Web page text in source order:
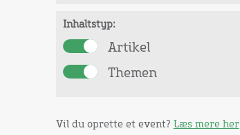
Inhaltstyp:
Artikel
Themen
Vil du oprette et event? Læs mere her